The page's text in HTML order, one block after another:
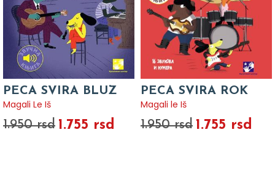
PECA SVIRA BLUZ
Magali Le Iš
1.950 rsd 1.755 rsd
PECA SVIRA ROK
Magali le Iš
1.950 rsd 1.755 rsd